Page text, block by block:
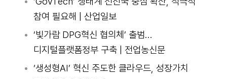
참여 필요해 | 산업일보
‘빛가람 DPG혁신 협의체’ 출범…
디지털플랫폼정부 구축 | 전업농신문
‘생성형AI’ 혁신 주도한 클라우드, 성장가치